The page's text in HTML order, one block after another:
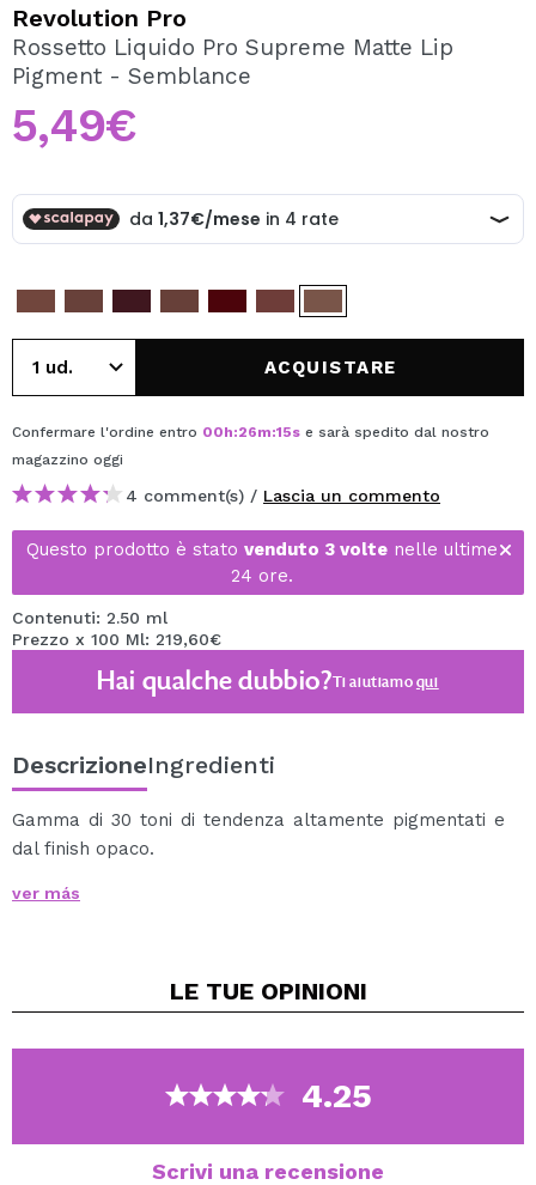
Creando un account su Maquibeauty.it potrai fare i tuoi
acquisti velocemente, controllare lo stato dei tuoi ordini e
Revolution Pro
Rossetto Liquido Pro Supreme Matte Lip
Pigment - Semblance
5,49€
ACQUISTARE
Confermare l'ordine entro 00h:26m:15s e sarà spedito dal nostro
magazzino oggi
4 comment(s) / Lascia un commento
Questo prodotto è stato venduto 3 volte nelle ultime
24 ore.
Contenuti: 2.50 ml
Prezzo x 100 Ml: 219,60€
Hai qualche dubbio?Ti aiutiamoqui
DescrizioneIngredienti
Gamma di 30 toni di tendenza altamente pigmentati e
dal finish opaco.
applicatore, offrendo una coprenza uniforme.
ver más
LE TUE OPINIONI
4.25
Scrivi una recensione